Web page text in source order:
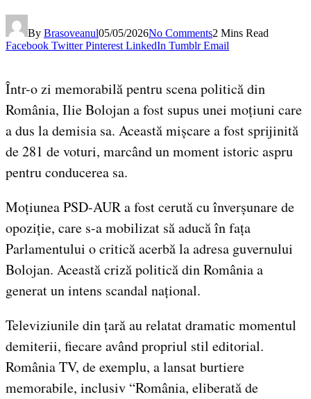
By Brasoveanul05/05/2026No Comments2 Mins Read
Facebook Twitter Pinterest LinkedIn Tumblr Email
Într-o zi memorabilă pentru scena politică din
România, Ilie Bolojan a fost supus unei moțiuni care
a dus la demisia sa. Această mișcare a fost sprijinită
de 281 de voturi, marcând un moment istoric aspru
pentru conducerea sa.
Moțiunea PSD-AUR a fost cerută cu înverșunare de
opoziție, care s-a mobilizat să aducă în fața
Parlamentului o critică acerbă la adresa guvernului
Bolojan. Această criză politică din România a
generat un intens scandal național.
Televiziunile din țară au relatat dramatic momentul
demiterii, fiecare având propriul stil editorial.
România TV, de exemplu, a lansat burtiere
memorabile, inclusiv “România, eliberată de